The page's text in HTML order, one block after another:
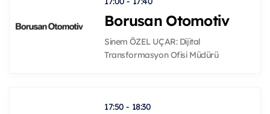
Borusan Otomotiv
Sinem ÖZEL UÇAR: Dijital
Transformasyon Ofisi Müdürü
17:50 - 18:30